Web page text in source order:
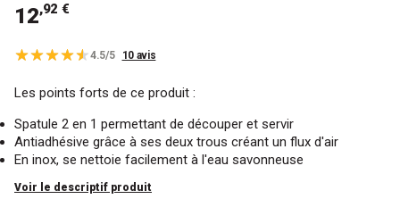
12,92 €
4.5/5 10 avis
Les points forts de ce produit :
Spatule 2 en 1 permettant de découper et servir
Antiadhésive grâce à ses deux trous créant un flux d'air
En inox, se nettoie facilement à l'eau savonneuse
Voir le descriptif produit